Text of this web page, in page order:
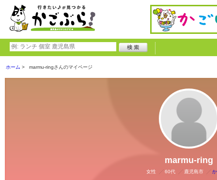
ホーム marmu-ringさんのマイページ
marmu-ring
女性 60代 鹿児島市